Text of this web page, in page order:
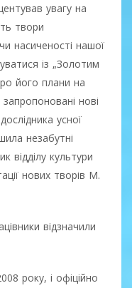
увагу на
твори
насиченості нашої
із „Золотим
його плани на
нові
усної
незабутні
відділу культури
нових творів М.
відзначили
року, і офіційно